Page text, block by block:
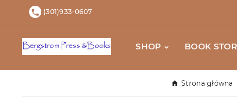
 (301)933-0607
SHOP BOOK
Strona główna